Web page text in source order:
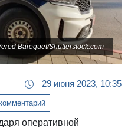
Barequet/Shutterstock.com
29 июня 2023, 10:35
оперативной